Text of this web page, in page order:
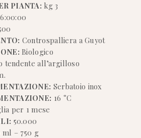
PIANTA: kg 3
Controspalliera a Guyot
Biologico
tendente all’argilloso
Serbatoio inox
16 °C
per 1 mese
50.000
ml – 750 g